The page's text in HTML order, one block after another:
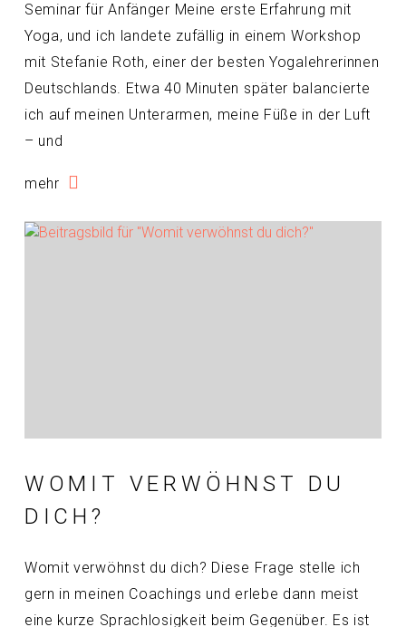
Seminar für Anfänger Meine erste Erfahrung mit
Yoga, und ich landete zufällig in einem Workshop
mit Stefanie Roth, einer der besten Yogalehrerinnen
Deutschlands. Etwa 40 Minuten später balancierte
ich auf meinen Unterarmen, meine Füße in der Luft
– und
mehr
WOMIT VERWÖHNST DU
DICH?
Womit verwöhnst du dich? Diese Frage stelle ich
gern in meinen Coachings und erlebe dann meist
eine kurze Sprachlosigkeit beim Gegenüber. Es ist